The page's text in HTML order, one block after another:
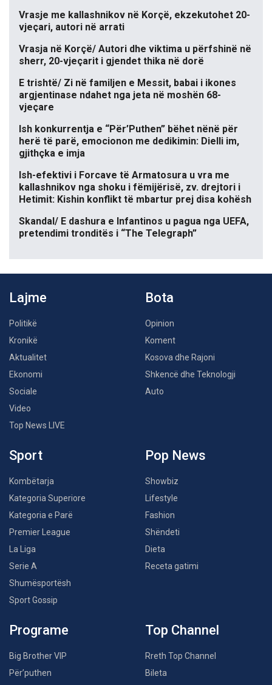
Vrasje me kallashnikov në Korçë, ekzekutohet 20-
vjeçari, autori në arrati
Vrasja në Korçë/ Autori dhe viktima u përfshinë në
sherr, 20-vjeçarit i gjendet thika në dorë
E trishtë/ Zi në familjen e Messit, babai i ikones
argjentinase ndahet nga jeta në moshën 68-
vjeçare
Ish konkurrentja e “Për’Puthen” bëhet nënë për
herë të parë, emocionon me dedikimin: Dielli im,
gjithçka e imja
Ish-efektivi i Forcave të Armatosura u vra me
kallashnikov nga shoku i fëmijërisë, zv. drejtori i
Hetimit: Kishin konflikt të mbartur prej disa kohësh
Skandal/ E dashura e Infantinos u pagua nga UEFA,
pretendimi tronditës i “The Telegraph”
Lajme
Politikë
Kronikë
Aktualitet
Ekonomi
Sociale
Video
Top News LIVE
Bota
Opinion
Koment
Kosova dhe Rajoni
Shkencë dhe Teknologji
Auto
Sport
Kombëtarja
Kategoria Superiore
Kategoria e Parë
Premier League
La Liga
Serie A
Shumësportësh
Sport Gossip
Pop News
Showbiz
Lifestyle
Fashion
Shëndeti
Dieta
Receta gatimi
Programe
Big Brother VIP
Për’puthen
Top Channel
Rreth Top Channel
Bileta